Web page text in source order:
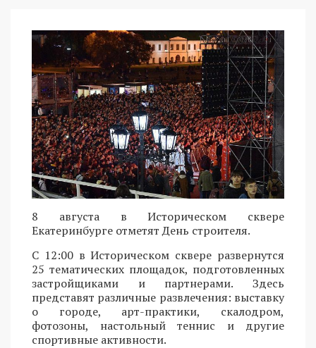
8 августа в Историческом сквере
Екатеринбурге отметят День строителя.
С 12:00 в Историческом сквере развернутся
25 тематических площадок, подготовленных
застройщиками и партнерами. Здесь
представят различные развлечения: выставку
о городе, арт-практики, скалодром,
фотозоны, настольный теннис и другие
спортивные активности.